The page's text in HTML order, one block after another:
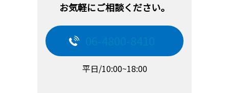
お気軽にご相談ください。
平日/10:00~18:00